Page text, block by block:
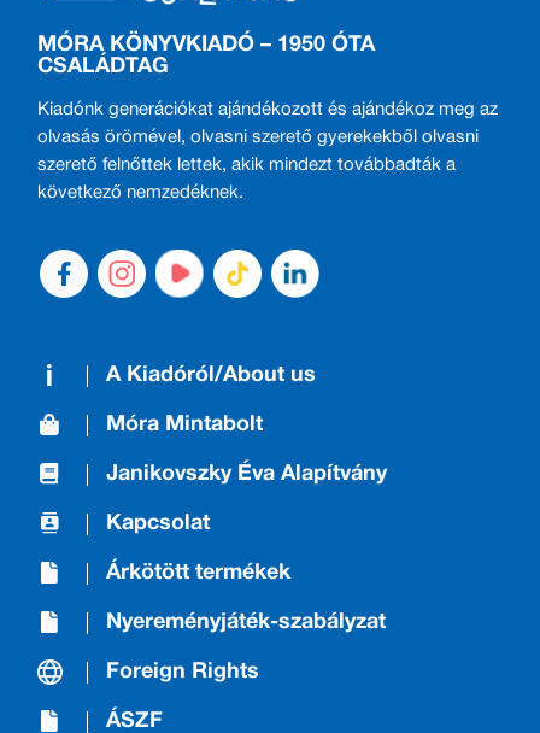
MÓRA KÖNYVKIADÓ – 1950 ÓTA
CSALÁDTAG
Kiadónk generációkat ajándékozott és ajándékoz meg az
olvasás örömével, olvasni szerető gyerekekből olvasni
szerető felnőttek lettek, akik mindezt továbbadták a
következő nemzedéknek.
A Kiadóról/About us
Móra Mintabolt
Janikovszky Éva Alapítvány
Kapcsolat
Árkötött termékek
Nyereményjáték-szabályzat
Foreign Rights
ÁSZF